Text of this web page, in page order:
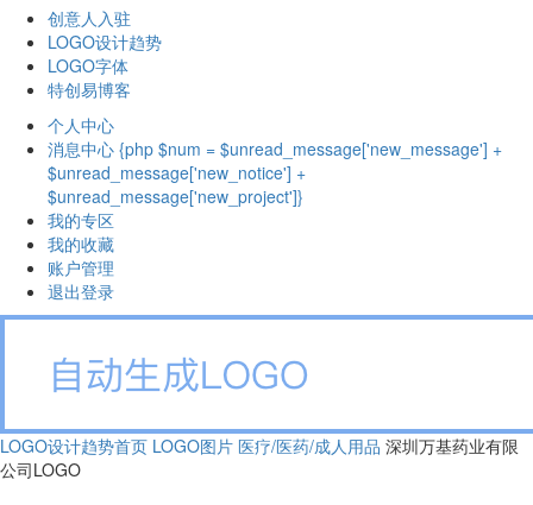
创意人入驻
LOGO设计趋势
LOGO字体
特创易博客
个人中心
消息中心 {php $num = $unread_message['new_message'] +
$unread_message['new_notice'] +
$unread_message['new_project']}
我的专区
我的收藏
账户管理
退出登录
LOGO设计趋势首页 LOGO图片 医疗/医药/成人用品 深圳万基药业有限
公司LOGO